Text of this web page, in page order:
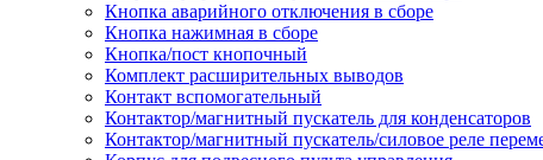
Кнопка аварийного отключения в сборе
Кнопка нажимная в сборе
Кнопка/пост кнопочный
Комплект расширительных выводов
Контакт вспомогательный
Контактор/магнитный пускатель для конденсаторов
Контактор/магнитный пускатель/силовое реле